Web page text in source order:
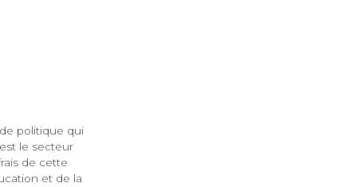
politique qui
le secteur
de cette
et de la